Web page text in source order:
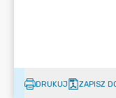
DRUKUJ ZAPISZ